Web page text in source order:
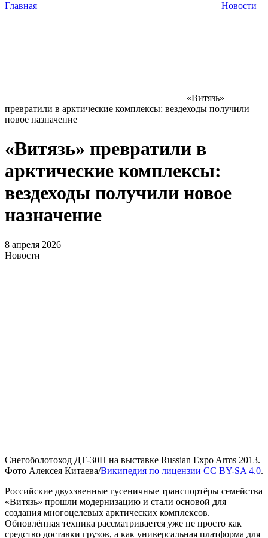
Главная Новости
«Витязь»
превратили в арктические комплексы: вездеходы получили
новое назначение
«Витязь» превратили в
арктические комплексы:
вездеходы получили новое
назначение
8 апреля 2026
Новости
Снегоболотоход ДТ-30П на выставке Russian Expo Arms 2013.
Фото Алексея Китаева/Википедия по лицензии CC BY-SA 4.0.
Российские двухзвенные гусеничные транспортёры семейства
«Витязь» прошли модернизацию и стали основой для
создания многоцелевых арктических комплексов.
Обновлённая техника рассматривается уже не просто как
средство доставки грузов, а как универсальная платформа для